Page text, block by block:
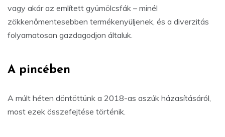
vagy akár az említett gyümölcsfák – minél
zökkenőmentesebben termékenyüljenek, és a diverzitás
folyamatosan gazdagodjon általuk.
A pincében
A múlt héten döntöttünk a 2018-as aszúk házasításáról,
most ezek összefejtése történik.